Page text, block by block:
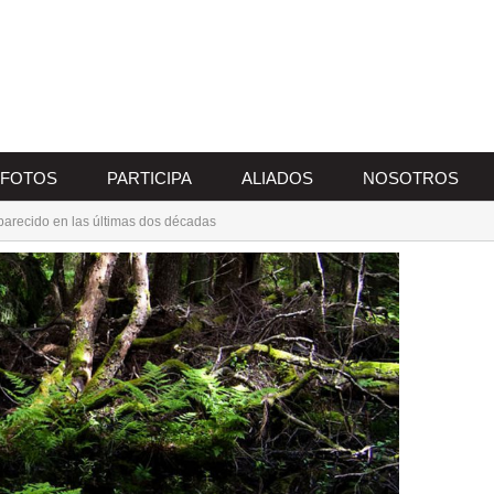
FOTOS PARTICIPA ALIADOS NOSOTROS
en las últimas dos décadas